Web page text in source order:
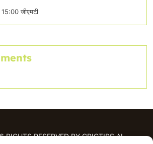
जीएमटी
RESERVED BY CRICTIPS.AI